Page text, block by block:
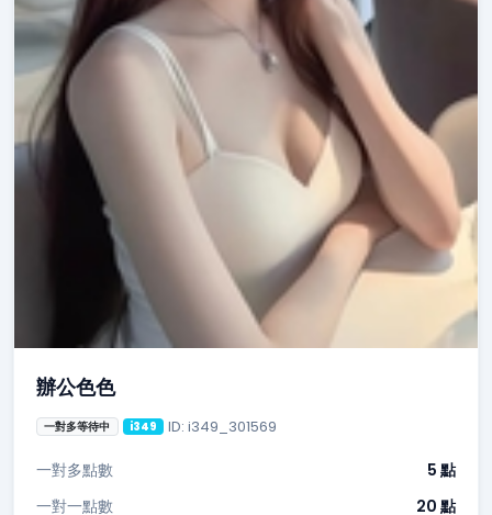
辦公色色
一對多等待中 i349 ID: i349_301569
一對多點數
5 點
一對一點數
20 點